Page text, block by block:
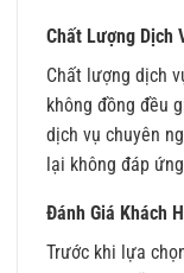
Chất Lượng Dịch
Chất lượng dịch
không đồng đều
dịch vụ chuyên
lại không đáp
Đánh Giá Khách
Trước khi lựa